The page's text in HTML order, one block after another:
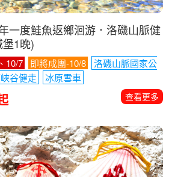
一度鮭魚返鄉洄游．洛磯山脈健
1晚)
10/7 即將成團-10/8
洛磯山脈國家公
谷健走 冰原雪車
查看更多